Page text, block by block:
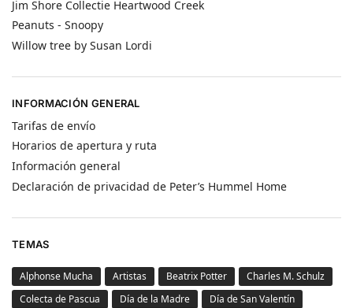
Jim Shore Collectie Heartwood Creek
Peanuts - Snoopy
Willow tree by Susan Lordi
INFORMACIÓN GENERAL
Tarifas de envío
Horarios de apertura y ruta
Información general
Declaración de privacidad de Peter’s Hummel Home
TEMAS
Alphonse Mucha Artistas Beatrix Potter
Charles M. Schulz
Colecta de Pascua
Día de la Madre
Día de San Valentín